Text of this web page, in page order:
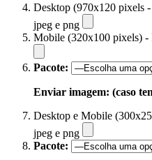
Desktop (970x120 pixels
jpeg e png
Mobile (320x100 pixels) -
Pacote:
Enviar imagem: (caso
Desktop e Mobile
jpeg e png
Pacote: